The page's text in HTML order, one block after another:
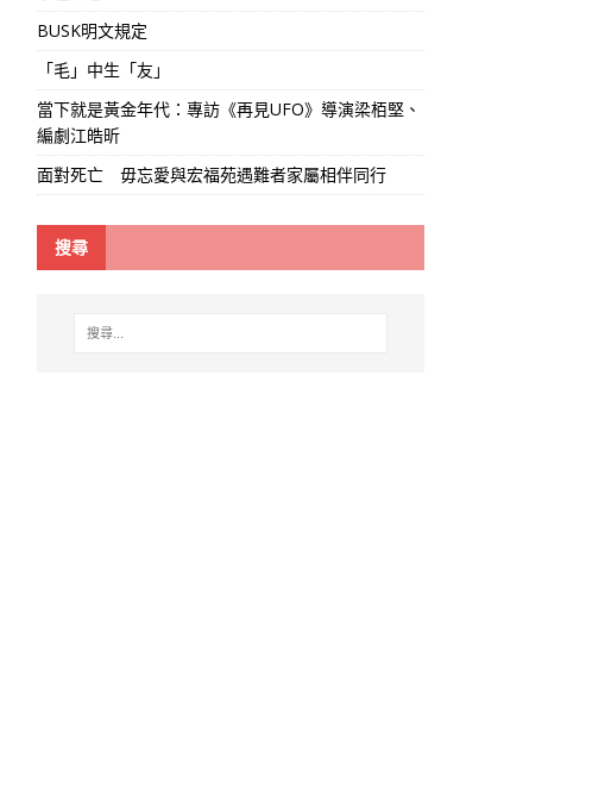
BUSK明文規定
「毛」中生「友」
當下就是黃金年代：專訪《再見UFO》導演梁栢堅、
編劇江皓昕
面對死亡 毋忘愛與宏福苑遇難者家屬相伴同行
搜尋